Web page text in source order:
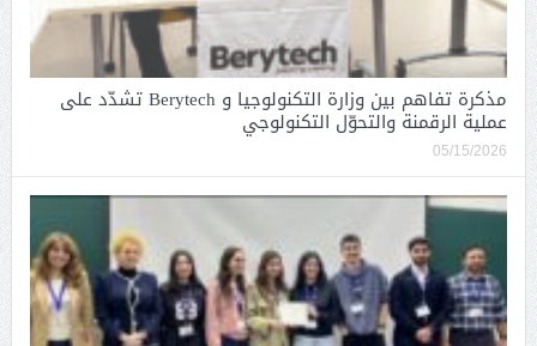
مذكرة تفاهم بين وزارة التكنولوجيا و Berytech تشدّد على
عملية الرقمنة والتحوّل التكنولوجي
05/15/2026